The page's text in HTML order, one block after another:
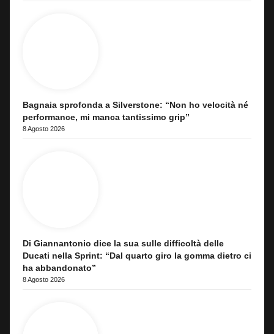
Bagnaia sprofonda a Silverstone: “Non ho velocità né
performance, mi manca tantissimo grip”
8 Agosto 2026
Di Giannantonio dice la sua sulle difficoltà delle
Ducati nella Sprint: “Dal quarto giro la gomma dietro ci
ha abbandonato”
8 Agosto 2026